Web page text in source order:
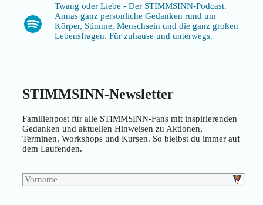
Spotify
Twang oder Liebe - Der STIMMSINN-Podcast.
Annas ganz persönliche Gedanken rund um
Körper, Stimme, Menschsein und die ganz großen
Lebensfragen. Für zuhause und unterwegs.
STIMMSINN-Newsletter
Familienpost für alle STIMMSINN-Fans mit inspirierenden
Gedanken und aktuellen Hinweisen zu Aktionen,
Terminen, Workshops und Kursen. So bleibst du immer auf
dem Laufenden.